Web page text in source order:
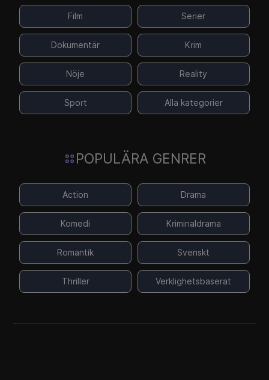
Film Serier
Dokumentär Krim
Nöje Reality
Sport Alla kategorier
POPULÄRA GENRER
Action Drama
Komedi Kriminaldrama
Romantik Svenskt
Thriller Verklighetsbaserat